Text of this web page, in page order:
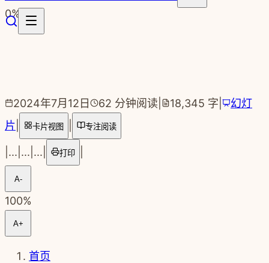
跳转到主要内容
0%
2024年7月12日 62 分钟阅读 18,345 字
幻灯
片
卡片视图 专注阅读
... ... ... 打印
A-
100%
A+
首页